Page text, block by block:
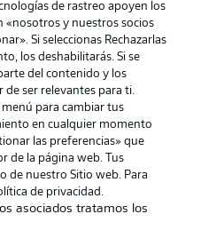
Aviso legal
Trabajos
Condiciones de uso
de rastreo apoyen los
«nosotros y nuestros socios
Si seleccionas Rechazarlas
los deshabilitarás. Si se
del contenido y los
de ser relevantes para ti.
menú para cambiar tus
en cualquier momento
las preferencias» que
de la página web. Tus
de nuestro Sitio web. Para
de privacidad.
asociados tratamos los